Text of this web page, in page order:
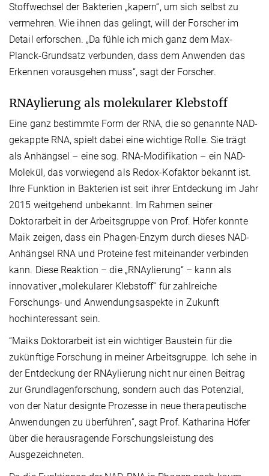
Stoffwechsel der Bakterien „kapern“, um sich selbst zu
vermehren. Wie ihnen das gelingt, will der Forscher im
Detail erforschen. „Da fühle ich mich ganz dem Max-
Planck-Grundsatz verbunden, dass dem Anwenden das
Erkennen vorausgehen muss“, sagt der Forscher.
RNAylierung als molekularer Klebstoff
Eine ganz bestimmte Form der RNA, die so genannte NAD-
gekappte RNA, spielt dabei eine wichtige Rolle. Sie trägt
als Anhängsel – eine sog. RNA-Modifikation – ein NAD-
Molekül, das vorwiegend als Redox-Kofaktor bekannt ist.
Ihre Funktion in Bakterien ist seit ihrer Entdeckung im Jahr
2015 weitgehend unbekannt. Im Rahmen seiner
Doktorarbeit in der Arbeitsgruppe von Prof. Höfer konnte
Maik zeigen, dass ein Phagen-Enzym durch dieses NAD-
Anhängsel RNA und Proteine fest miteinander verbinden
kann. Diese Reaktion – die „RNAylierung“ – kann als
innovativer „molekularer Klebstoff“ für zahlreiche
Forschungs- und Anwendungsaspekte in Zukunft
hochinteressant sein.
“Maiks Doktorarbeit ist ein wichtiger Baustein für die
zukünftige Forschung in meiner Arbeitsgruppe. Ich sehe in
der Entdeckung der RNAylierung nicht nur einen Beitrag
zur Grundlagenforschung, sondern auch das Potenzial,
von der Natur designte Prozesse in neue therapeutische
Anwendungen zu überführen“, sagt Prof. Katharina Höfer
über die herausragende Forschungsleistung des
Ausgezeichneten.